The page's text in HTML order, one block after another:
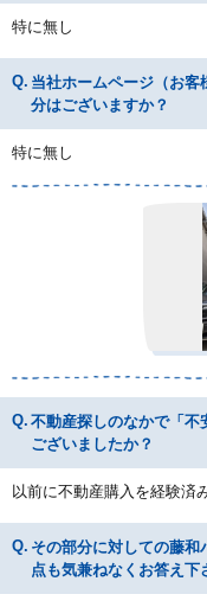
特に無し
当社ホームページ（お
分はございますか？
特に無し
不動産探しのなかで「不
ございましたか？
以前に不動産購入を経験済
その部分に対しての藤
点も気兼ねなくお答え下